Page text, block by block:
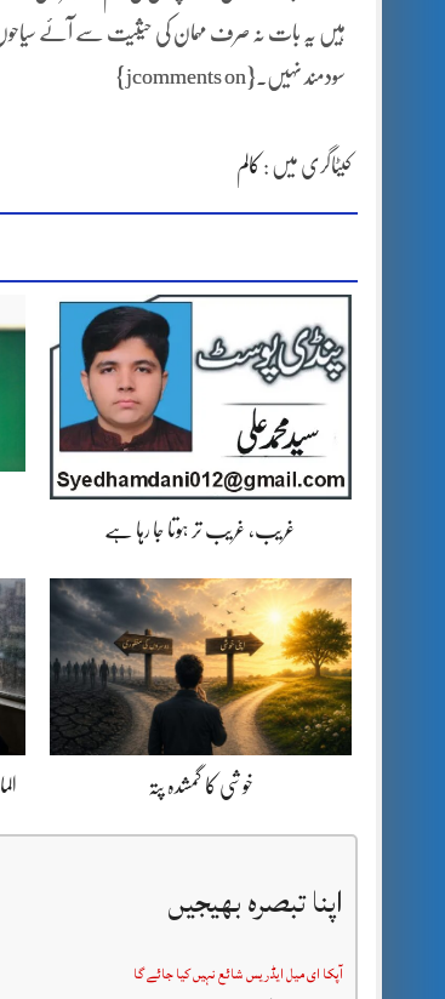
ہیں یہ بات نہ صرف مہمان کی حیثیت سے آئے
سودمند نہیں۔{jcomments on}
کیٹاگری میں : کالم
غریب، غریب تر ہوتا جا رہا ہے
خوشی کا گمشدہ پتہ
اپنا تبصرہ بھیجیں
آپکا ای میل ایڈریس شائع نہیں کیا جائے گا